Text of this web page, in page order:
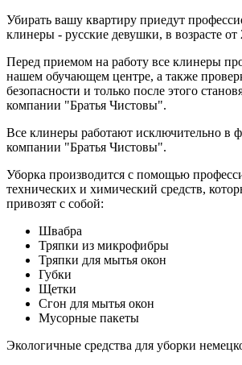
Убирать вашу квартиру приедут
клинеры - русские девушки, в возрасте от
Перед приемом на работу все клинеры
нашем обучающем центре, а также
безопасности и только после этого
компании "Братья Чистовы".
Все клинеры работают исключительно в
компании "Братья Чистовы".
Уборка производится с помощью
технических и химический средств,
привозят с собой:
Швабра
Тряпки из микрофибры
Тряпки для мытья окон
Губки
Щетки
Сгон для мытья окон
Мусорные пакеты
Экологичные средства для уборки